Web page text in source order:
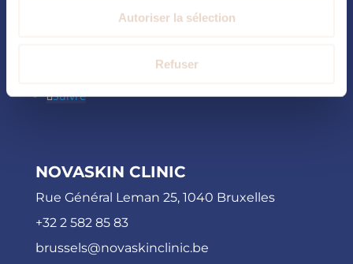
Autoriser la sélection
Refuser
Suivre
NOVASKIN CLINIC
Rue Général Leman 25, 1040 Bruxelles
+32 2 582 85 83
brussels@novaskinclinic.be